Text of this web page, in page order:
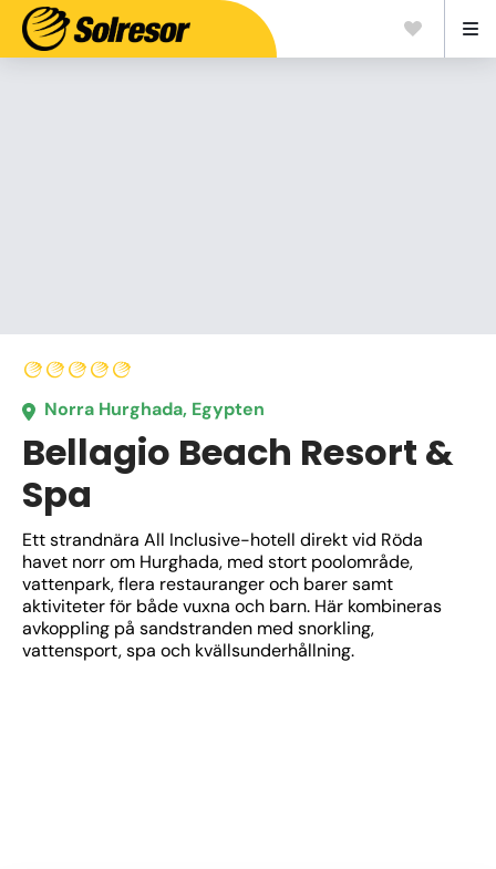
Norra Hurghada, Egypten
Bellagio Beach Resort &
Spa
Ett strandnära All Inclusive-hotell direkt vid Röda
havet norr om Hurghada, med stort poolområde,
vattenpark, flera restauranger och barer samt
aktiviteter för både vuxna och barn. Här kombineras
avkoppling på sandstranden med snorkling,
vattensport, spa och kvällsunderhållning.